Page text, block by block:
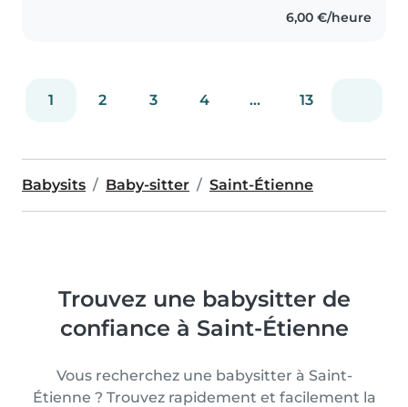
6,00 €/heure
1 2 3 4 ... 13
Babysits Baby-sitter Saint-Étienne
Trouvez une babysitter de
confiance à Saint-Étienne
Vous recherchez une babysitter à Saint-
Étienne ? Trouvez rapidement et facilement la